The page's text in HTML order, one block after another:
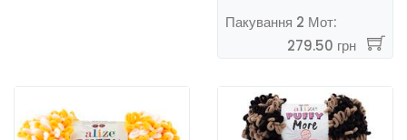
Пакування 2 Мот:
279.50 грн